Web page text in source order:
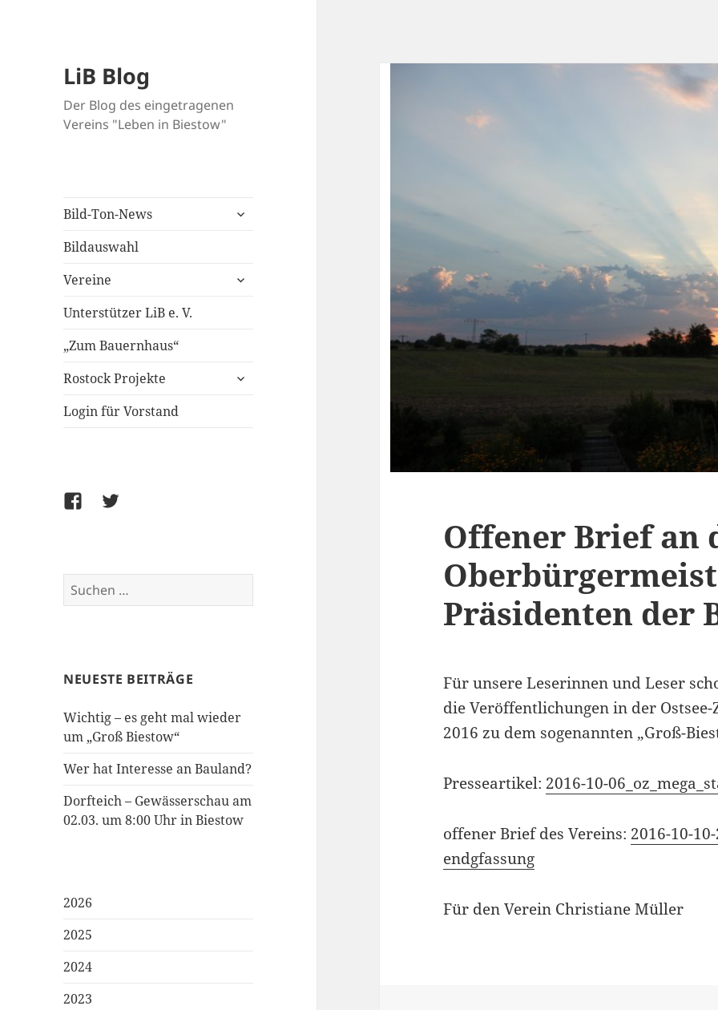
LiB Blog
Der Blog des eingetragenen
Vereins "Leben in Biestow"
Bild-Ton-News
untermenü
Bildauswahl
Vereine
untermenü
Unterstützer LiB e. V.
„Zum Bauernhaus“
Rostock Projekte
untermenü
Login für Vorstand
FacebookTwitter
Suchen
nach:
NEUESTE BEITRÄGE
Wichtig – es geht mal wieder
um „Groß Biestow“
Wer hat Interesse an Bauland?
Dorfteich – Gewässerschau am
02.03. um 8:00 Uhr in Biestow
2026
2025
2024
2023
Offener Brief an
Präsidenten der
Für unsere Leserinnen und Leser
die Veröffentlichungen in der
2016 zu dem sogenannten „Groß-
Presseartikel: 2016-10-
offener Brief des Vereins: 2016-10-
endgfassung
Für den Verein Christiane Müller